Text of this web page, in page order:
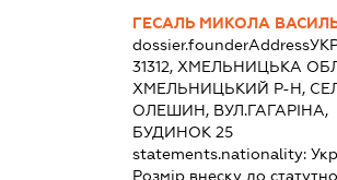
ГЕСАЛЬ МИКОЛА
dossier.founderAddress
31312, ХМЕЛЬНИЦЬКА
ХМЕЛЬНИЦЬКИЙ Р-Н,
ОЛЕШИН, ВУЛ.ГАГАРІНА,
БУДИНОК 25
statements.nationality:
Розмір внеску до